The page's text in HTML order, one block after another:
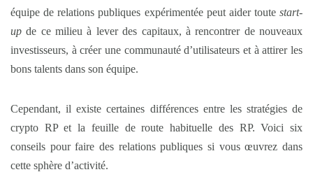
équipe de relations publiques expérimentée peut aider toute start-
up de ce milieu à lever des capitaux, à rencontrer de nouveaux
investisseurs, à créer une communauté d’utilisateurs et à attirer les
bons talents dans son équipe.
Cependant, il existe certaines différences entre les stratégies de
crypto RP et la feuille de route habituelle des RP. Voici six
conseils pour faire des relations publiques si vous œuvrez dans
cette sphère d’activité.